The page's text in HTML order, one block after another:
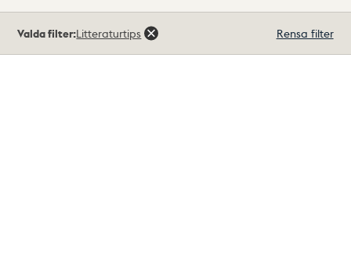
träffar
Valda filter:Litteraturtips Rensa filter